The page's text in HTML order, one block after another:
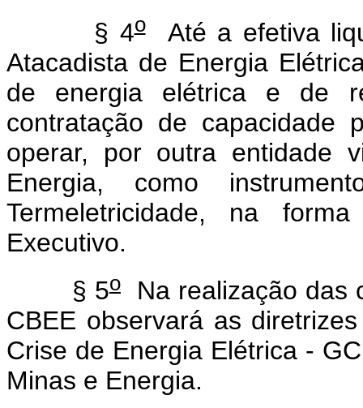
§ 4oAté a efetiva
Atacadista de Energia
de energia elétrica e de
contratação de capacidade
operar, por outra entidade
Energia, como
Termeletricidade, na
Executivo.
§ 5oNa realização das
CBEE observará as
Crise de Energia Elétrica -
Minas e Energia.